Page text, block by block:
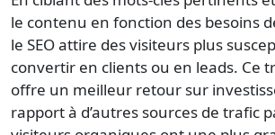
le contenu en fonction des besoins
le SEO attire des visiteurs plus
convertir en clients ou en leads. Ce
offre un meilleur retour sur
rapport à d’autres sources de trafic